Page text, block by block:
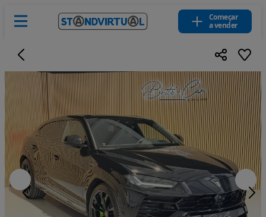
Começar
a vender